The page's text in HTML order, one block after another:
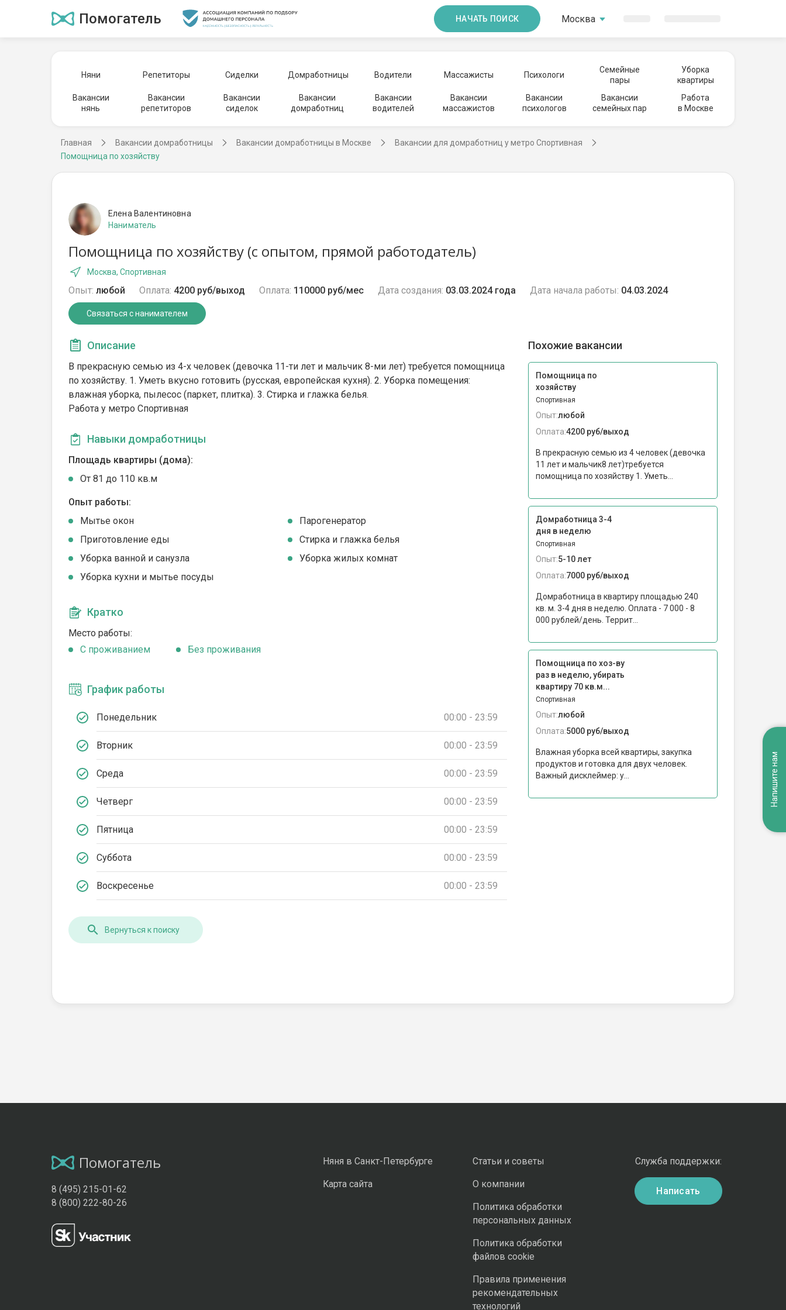
Помогатель НАЧАТЬ ПОИСК Москва
Няни Репетиторы Сиделки Домработницы Водители Массажисты Психологи
Семейные
пары
Уборка
квартиры
Вакансии
нянь
Вакансии
репетиторов
Вакансии
сиделок
Вакансии
домработниц
Вакансии
водителей
Вакансии
массажистов
Вакансии
психологов
Вакансии
семейных пар
Работа
в Москве
Главная Вакансии домработницы Вакансии домработницы в Москве
Вакансии для домработниц у метро Спортивная
Помощница по хозяйству
Елена Валентиновна
Наниматель
Помощница по хозяйству (с опытом, прямой работодатель)
Москва, Спортивная
Опыт: любой Оплата: 4200 руб/выход Оплата: 110000 руб/мес Дата создания: 03.03.2024 года Дата начала работы: 04.03.2024
Связаться с нанимателем
Описание
В прекрасную семью из 4-х человек (девочка 11-ти лет и мальчик 8-ми лет) требуется помощница
по хозяйству. 1. Уметь вкусно готовить (русская, европейская кухня). 2. Уборка помещения:
влажная уборка, пылесос (паркет, плитка). 3. Стирка и глажка белья.
Работа у метро Спортивная
Навыки домработницы
Площадь квартиры (дома):
От 81 до 110 кв.м
Опыт работы:
Мытье окон
Парогенератор
Приготовление еды
Стирка и глажка белья
Уборка ванной и санузла
Уборка жилых комнат
Уборка кухни и мытье посуды
Кратко
Место работы:
C проживанием
Без проживания
График работы
Понедельник 00:00 - 23:59
Вторник 00:00 - 23:59
Среда 00:00 - 23:59
Четверг 00:00 - 23:59
Пятница 00:00 - 23:59
Суббота 00:00 - 23:59
Воскресенье 00:00 - 23:59
Похожие вакансии
Помощница по
хозяйству
Спортивная
Опыт:любой
Оплата:4200 руб/выход
В прекрасную семью из 4 человек (девочка
11 лет и мальчик8 лет)требуется
помощница по хозяйству 1. Уметь...
Домработница 3-4
дня в неделю
Спортивная
Опыт:5-10 лет
Оплата:7000 руб/выход
Домработница в квартиру площадью 240
кв. м. 3-4 дня в неделю. Оплата - 7 000 - 8
000 рублей/день. Террит...
Помощница по хоз-ву
раз в неделю, убирать
квартиру 70 кв.м...
Спортивная
Опыт:любой
Оплата:5000 руб/выход
Влажная уборка всей квартиры, закупка
продуктов и готовка для двух человек.
Важный дисклеймер: у...
Вернуться к поиску
Помогатель
8 (495) 215-01-62
8 (800) 222-80-26
Няня в Санкт-Петербурге
Карта сайта
Статьи и советы
О компании
Политика обработки
персональных данных
Политика обработки
файлов cookie
Правила применения
рекомендательных
технологий
Служба поддержки:
Написать
Напишите нам